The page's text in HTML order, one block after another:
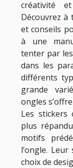
créativité
Découvrez à
et conseils
à une
tenter par
dans les
différents
grande
ongles
Les stickers
plus
motifs
l’ongle.
choix de